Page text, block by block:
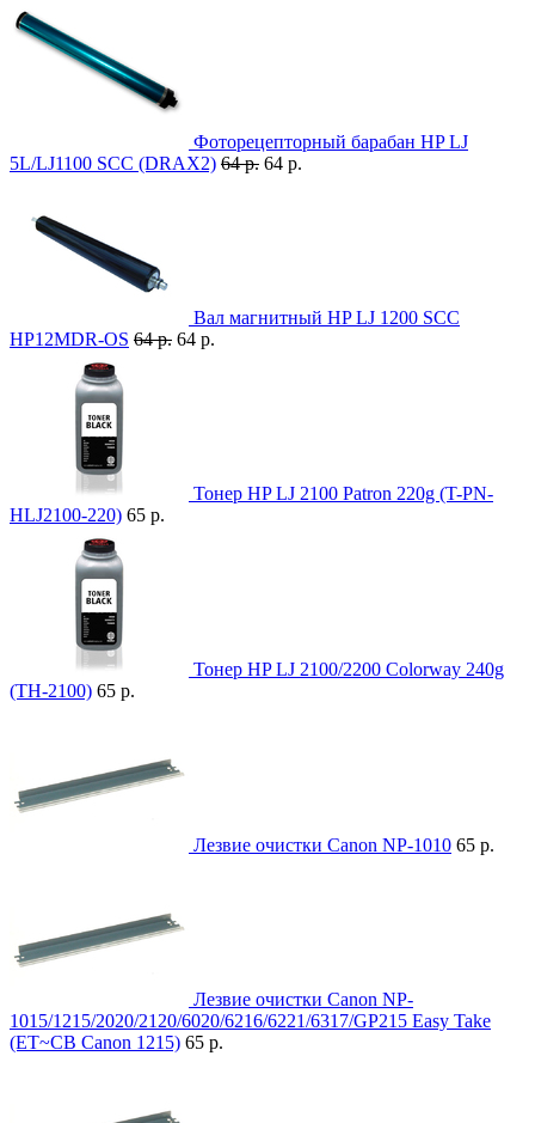
Фоторецепторный барабан HP LJ
5L/LJ1100 SCC (DRAX2) 64 р. 64 р.
Вал магнитный HP LJ 1200 SCC
HP12MDR-OS 64 р. 64 р.
Тонер HP LJ 2100 Patron 220g (T-PN-
HLJ2100-220) 65 р.
Тонер HP LJ 2100/2200 Colorway 240g
(TH-2100) 65 р.
Лезвие очистки Canon NP-1010 65 р.
Лезвие очистки Canon NP-
1015/1215/2020/2120/6020/6216/6221/6317/GP215 Easy Take
(ET~CB Canon 1215) 65 р.